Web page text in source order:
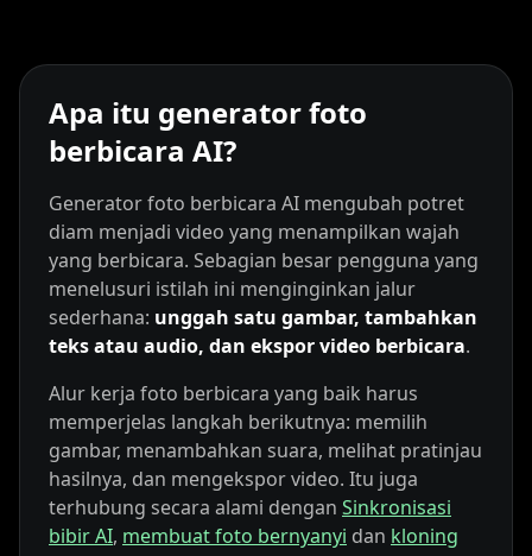
Kai Cenat IShowSpeed Ninja
xQc Valkyrae Podcaster 01
Apa itu generator foto
berbicara AI?
Generator foto berbicara AI mengubah potret
diam menjadi video yang menampilkan wajah
yang berbicara. Sebagian besar pengguna yang
menelusuri istilah ini menginginkan jalur
sederhana: unggah satu gambar, tambahkan
teks atau audio, dan ekspor video berbicara.
Alur kerja foto berbicara yang baik harus
memperjelas langkah berikutnya: memilih
gambar, menambahkan suara, melihat pratinjau
hasilnya, dan mengekspor video. Itu juga
terhubung secara alami dengan Sinkronisasi
bibir AI, membuat foto bernyanyi dan kloning